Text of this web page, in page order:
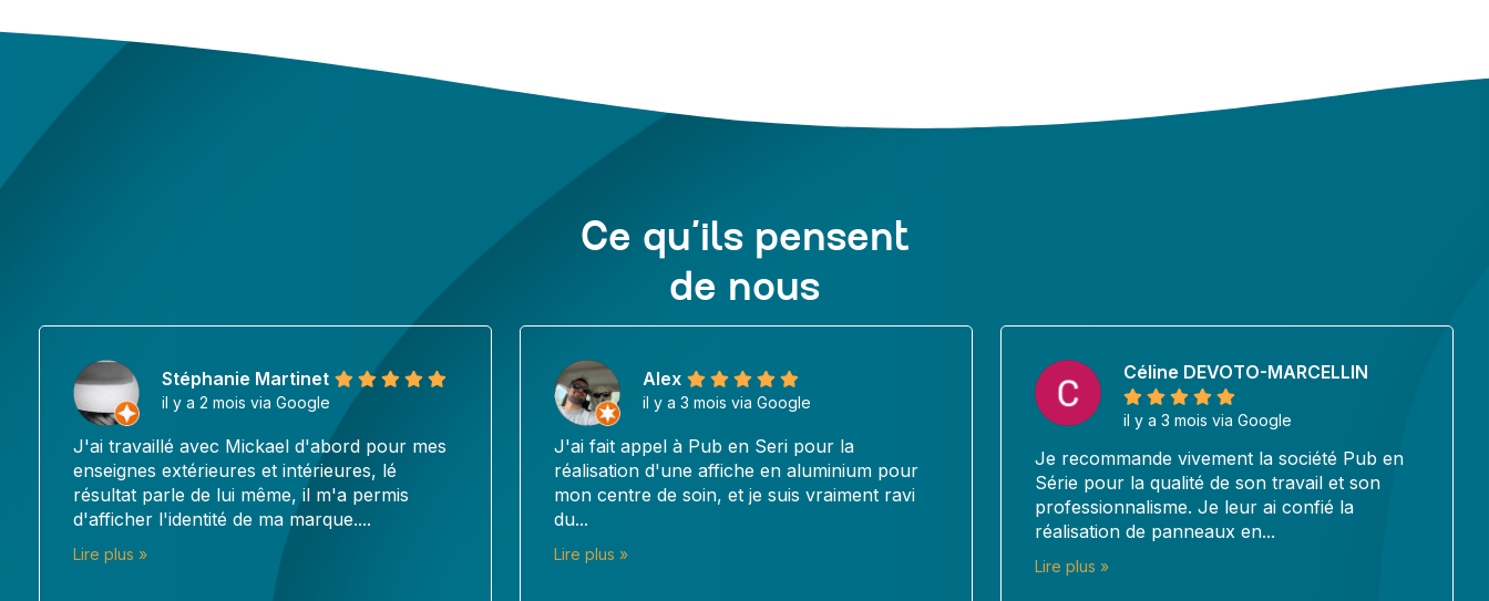
Ce qu’ils pensent
de nous
Alex
il y a 3 mois via Google
J'ai fait appel à Pub en Seri pour la
réalisation d'une affiche en aluminium pour
mon centre de soin, et je suis vraiment ravi
du...
Céline DEVOTO-MARCELLIN
Je recommande vivement la société Pub en
Série pour la qualité de son travail et son
professionnalisme. Je leur ai confié la
Laurence ARNAUD
il y a 3 mois via Google
J’ai fait appel à Pub en Seri à plusieurs
reprises pour des missions différentes
de visite, marquage voiture, …) et le résultat
est toujours...